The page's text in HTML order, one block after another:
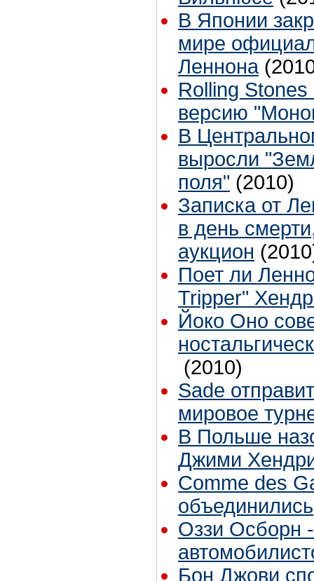
В Японии
мире
Леннона
Rolling
версию
В
выросли
поля" (2010)
Записка от
в день
аукцион
Поет ли
Tripper"
Йоко Оно
(2010)
Sade
мировое
В Польше
Джими
Comme des
объединились
Оззи Осборн -
Бон Джови